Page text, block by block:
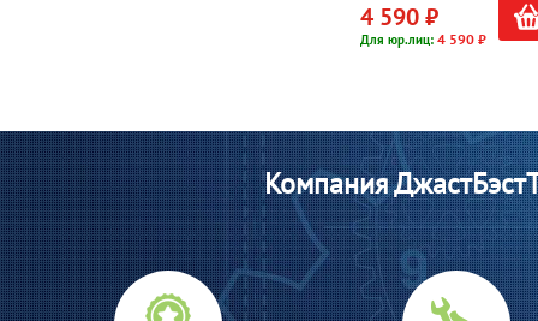
4 590 ₽
Для юр.лиц: 4 590 ₽
Компания